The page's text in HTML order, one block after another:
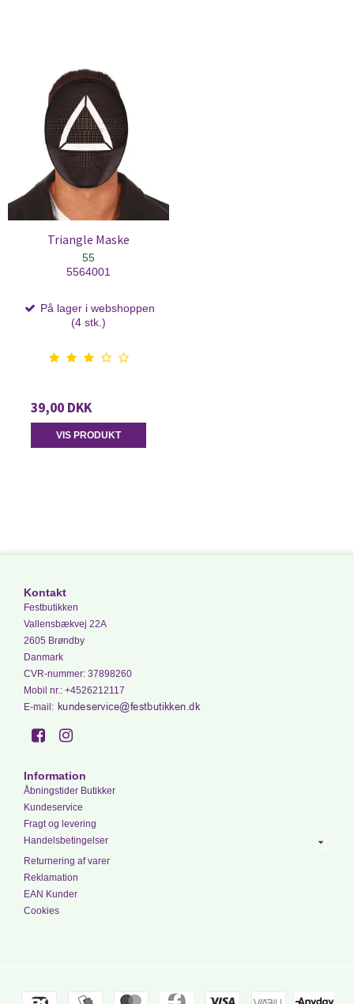
Triangle Maske
55
5564001
På lager i webshoppen
(4 stk.)
39,00 DKK
VIS PRODUKT
Kontakt
Festbutikken
Vallensbækvej 22A
2605 Brøndby
Danmark
CVR-nummer: 37898260
Mobil nr.: +4526212117
E-mail :
Information
Åbningstider Butikker
Kundeservice
Fragt og levering
Handelsbetingelser
Returnering af varer
Reklamation
EAN Kunder
Cookies